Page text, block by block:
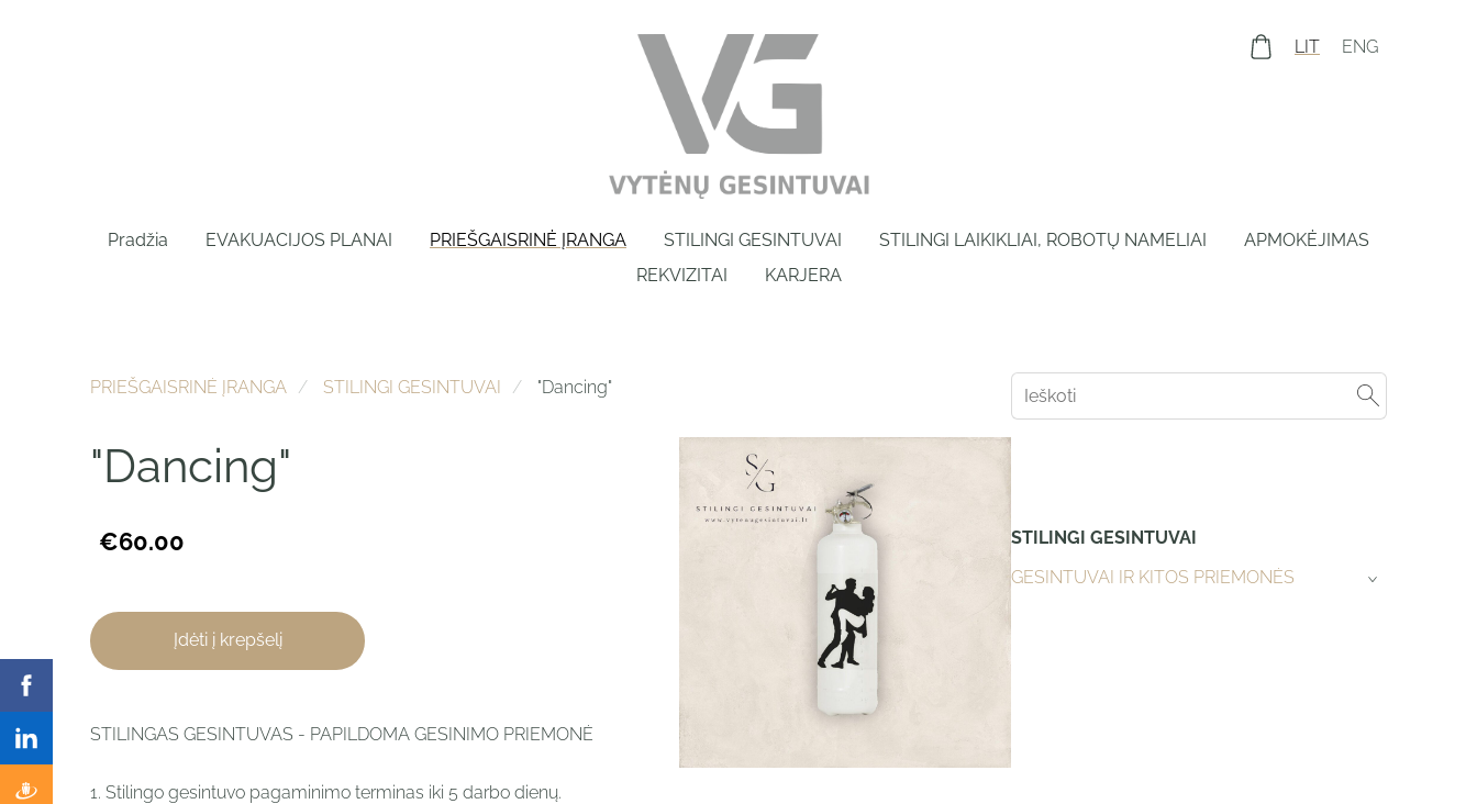
Pradžia EVAKUACIJOS PLANAI PRIEŠGAISRINĖ ĮRANGA STILINGI GESINTUVAI STILINGI LAIKIKLIAI, ROBOTŲ NAMELIAI
APMOKĖJIMAS
REKVIZITAI
KARJERA
LIT ENG
STILINGI GESINTUVAI
GESINTUVAI IR KITOS PRIEMONĖS
›
PRIEŠGAISRINĖ ĮRANGA STILINGI GESINTUVAI "Dancing"
"Dancing"
€60.00
Įdėti į krepšelį
STILINGAS GESINTUVAS - PAPILDOMA GESINIMO PRIEMONĖ
1. Stilingo gesintuvo pagaminimo terminas iki 5 darbo dienų.